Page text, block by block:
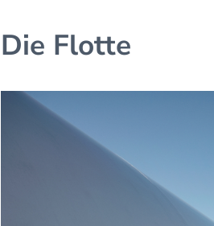
Die Flotte